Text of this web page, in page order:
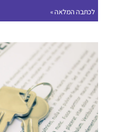
לכתבה המלאה »